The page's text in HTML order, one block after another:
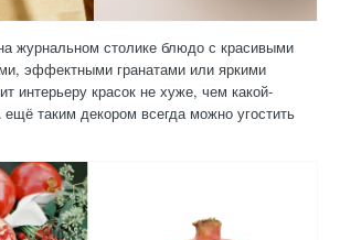
журнальном столике блюдо с красивыми
эффектными гранатами или яркими
интерьеру красок не хуже, чем какой-
ещё таким декором всегда можно угостить